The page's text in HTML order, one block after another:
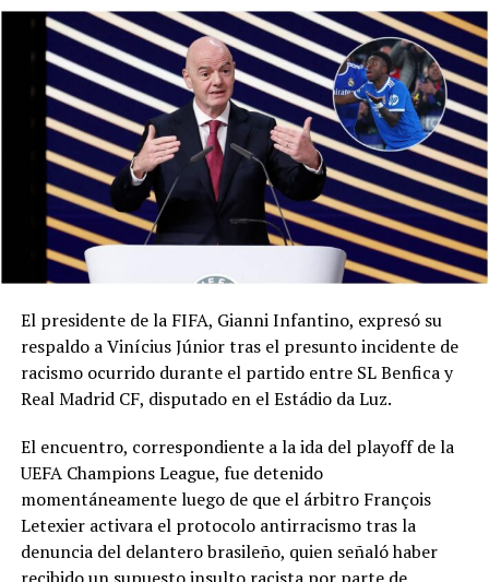
El presidente de la FIFA, Gianni Infantino, expresó su
respaldo a Vinícius Júnior tras el presunto incidente de
racismo ocurrido durante el partido entre SL Benfica y
Real Madrid CF, disputado en el Estádio da Luz.
El encuentro, correspondiente a la ida del playoff de la
UEFA Champions League, fue detenido
momentáneamente luego de que el árbitro François
Letexier activara el protocolo antirracismo tras la
denuncia del delantero brasileño, quien señaló haber